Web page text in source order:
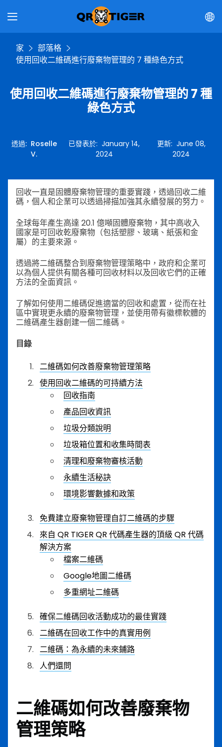
家
部落格
使用回收二維碼進行廢棄物管理的 7 種綠色方式
使用回收二維碼進行廢棄物管理的 7 種
綠色方式
透過: Roselle
V.
已發表於:January 14,
2024
更新: June 08,
2024
回收一直是固體廢棄物管理的重要實踐，透過回收二維
碼，個人和企業可以透過掃描加強其永續發展的努力。
全球每年產生高達 20.1 億噸固體廢棄物，其中高收入
國家是可回收乾廢棄物（包括塑膠、玻璃、紙張和金
屬）的主要來源。
透過將二維碼整合到廢棄物管理策略中，政府和企業可
以為個人提供有關各種可回收材料以及回收它們的正確
方法的全面資訊。
了解如何使用二維碼促進適當的回收和處置，從而在社
區中實現更永續的廢棄物管理，並使用帶有徽標軟體的
二維碼產生器創建一個二維碼。
目錄
二維碼如何改善廢棄物管理策略
使用回收二維碼的可持續方法
回收指南
產品回收資訊
垃圾分類說明
垃圾箱位置和收集時間表
清理和廢棄物審核活動
永續生活秘訣
環境影響數據和政策
免費建立廢棄物管理自訂二維碼的步驟
來自 QR TIGER QR 代碼產生器的頂級 QR 代碼
解決方案
檔案二維碼
Google地圖二維碼
多重網址二維碼
確保二維碼回收活動成功的最佳實踐
二維碼在回收工作中的真實用例
二維碼：為永續的未來鋪路
人們還問
二維碼如何改善廢棄物
管理策略